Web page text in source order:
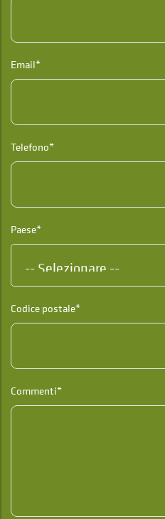
Email*
Telefono*
Paese*
Codice postale*
Commenti*